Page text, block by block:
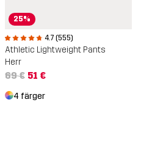
25%
4.7 (555)
Athletic Lightweight Pants
Herr
69 € 51 €
4 färger